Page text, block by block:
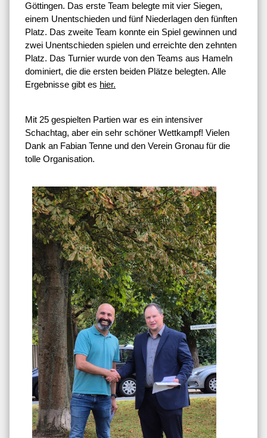
Göttingen. Das erste Team belegte mit vier Siegen,
einem Unentschieden und fünf Niederlagen den fünften
Platz. Das zweite Team konnte ein Spiel gewinnen und
zwei Unentschieden spielen und erreichte den zehnten
Platz. Das Turnier wurde von den Teams aus Hameln
dominiert, die die ersten beiden Plätze belegten. Alle
Ergebnisse gibt es hier.
Mit 25 gespielten Partien war es ein intensiver
Schachtag, aber ein sehr schöner Wettkampf! Vielen
Dank an Fabian Tenne und den Verein Gronau für die
tolle Organisation.